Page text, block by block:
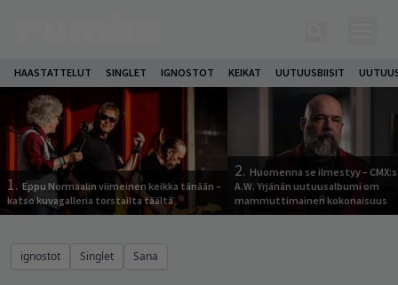
HAASTATTELUT SINGLET IGNOSTOT KEIKAT UUTUUSBIISIT
1. Eppu Normaalin viimeinen keikka tänään –
katso kuvagalleria torstailta täältä
2. Huomenna se ilmestyy –
A.W. Yrjänän uutuusalbumi om
mammuttimainen kokonaisuus
ignostot Singlet Sana